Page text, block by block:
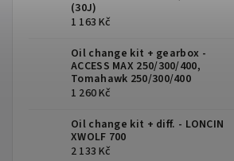
(30J)
1 163 Kč
Oil change kit + gearbox -
ACCESS MAX 250/300/400,
Tomahawk 250/300/400
1 260 Kč
Oil change kit + diff. - LONCIN
XWOLF 700
2 133 Kč